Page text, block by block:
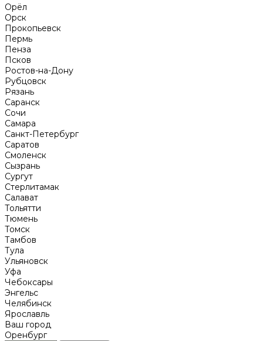
Орёл
Орск
Прокопьевск
Пермь
Пенза
Псков
Ростов-на-Дону
Рубцовск
Рязань
Саранск
Сочи
Самара
Санкт-Петербург
Саратов
Смоленск
Сызрань
Сургут
Стерлитамак
Салават
Тольятти
Тюмень
Томск
Тамбов
Тула
Ульяновск
Уфа
Чебоксары
Энгельс
Челябинск
Ярославль
Ваш город
Оренбург